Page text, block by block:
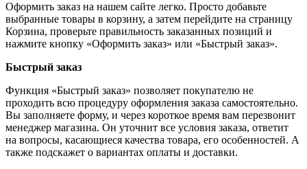
Оформить заказ на нашем сайте легко. Просто добавьте
выбранные товары в корзину, а затем перейдите на страницу
Корзина, проверьте правильность заказанных позиций и
нажмите кнопку «Оформить заказ» или «Быстрый заказ».
Быстрый заказ
Функция «Быстрый заказ» позволяет покупателю не
проходить всю процедуру оформления заказа самостоятельно.
Вы заполняете форму, и через короткое время вам перезвонит
менеджер магазина. Он уточнит все условия заказа, ответит
на вопросы, касающиеся качества товара, его особенностей. А
также подскажет о вариантах оплаты и доставки.